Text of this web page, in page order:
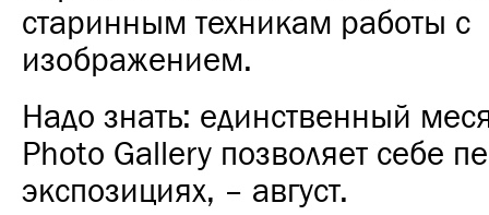
старинным техникам работы с
изображением.
Надо знать: единственный
Photo Gallery позволяет себе
экспозициях, – август.